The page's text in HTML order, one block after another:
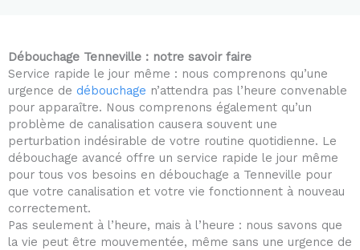
t
o
f
5
Débouchage Tenneville : notre savoir faire
Service rapide le jour même : nous comprenons qu’une
urgence de débouchage n’attendra pas l’heure convenable
pour apparaître. Nous comprenons également qu’un
problème de canalisation causera souvent une
perturbation indésirable de votre routine quotidienne. Le
débouchage avancé offre un service rapide le jour même
pour tous vos besoins en débouchage a Tenneville pour
que votre canalisation et votre vie fonctionnent à nouveau
correctement.
Pas seulement à l’heure, mais à l’heure : nous savons que
la vie peut être mouvementée, même sans une urgence de